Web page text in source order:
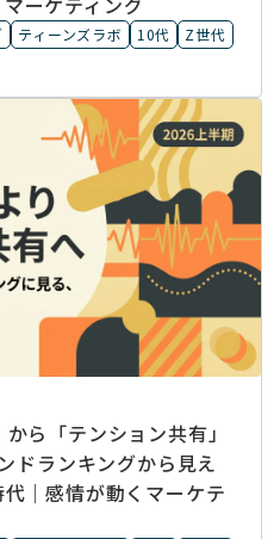
ティーンズラボ 10代
Z世代
ら「テンション共有」
ドランキングから見え
｜感情が動くマーケテ